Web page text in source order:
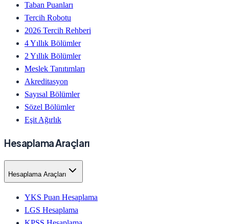
Taban Puanları
Tercih Robotu
2026 Tercih Rehberi
4 Yıllık Bölümler
2 Yıllık Bölümler
Meslek Tanıtımları
Akreditasyon
Sayısal Bölümler
Sözel Bölümler
Eşit Ağırlık
Hesaplama Araçları
Hesaplama Araçları
YKS Puan Hesaplama
LGS Hesaplama